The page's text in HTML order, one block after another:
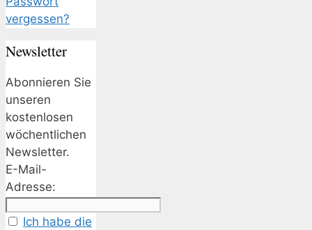
vergessen?
Newsletter
Abonnieren Sie
unseren
kostenlosen
wöchentlichen
Newsletter.
E-Mail-
Adresse:
Ich habe die